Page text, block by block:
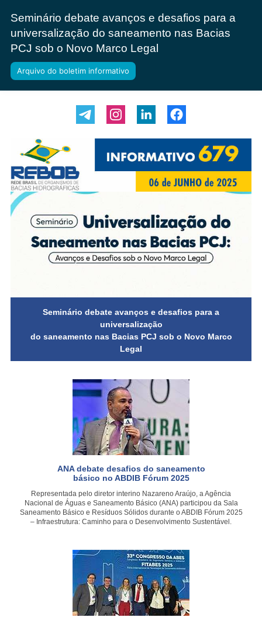
Seminário debate avanços e desafios para a
universalização do saneamento nas Bacias
PCJ sob o Novo Marco Legal
Arquivo do boletim informativo
Seminário debate avanços e desafios para a
universalização
do saneamento nas Bacias PCJ sob o Novo Marco
Legal
ANA debate desafios do saneamento
básico no ABDIB Fórum 2025
Representada pelo diretor interino Nazareno Araújo, a Agência
Nacional de Águas e Saneamento Básico (ANA) participou da Sala
Saneamento Básico e Resíduos Sólidos durante o ABDIB Fórum 2025
– Infraestrutura: Caminho para o Desenvolvimento Sustentável.